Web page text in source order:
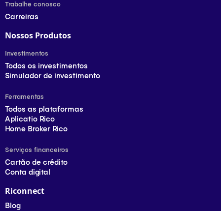
Trabalhe conosco
Carreiras
Nossos Produtos
Investimentos
Todos os investimentos
Simulador de investimento
Ferramentas
Todos as plataformas
Aplicatio Rico
Home Broker Rico
Serviços financeiros
Cartão de crédito
Conta digital
Riconnect
Blog